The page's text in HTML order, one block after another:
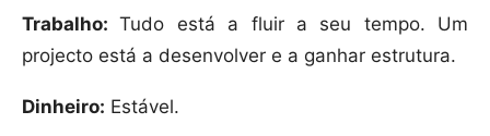
Trabalho:Tudo está a fluir a seu tempo. Um
projecto está a desenvolver e a ganhar estrutura.
Dinheiro: Estável.